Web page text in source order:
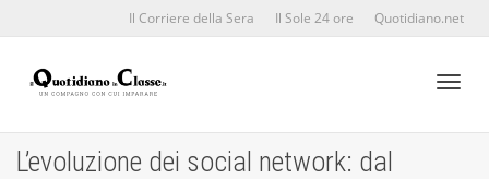
Il Corriere della Sera Il Sole 24 ore Quotidiano.net
L’evoluzione dei social network: dal